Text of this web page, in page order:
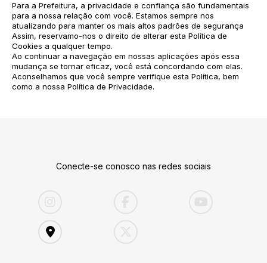
Para a Prefeitura, a privacidade e confiança são fundamentais
para a nossa relação com você. Estamos sempre nos
atualizando para manter os mais altos padrões de segurança
Assim, reservamo-nos o direito de alterar esta Política de
Cookies a qualquer tempo.
Ao continuar a navegação em nossas aplicações após essa
mudança se tornar eficaz, você está concordando com elas.
Aconselhamos que você sempre verifique esta Política, bem
como a nossa Política de Privacidade.
Conecte-se conosco nas redes sociais